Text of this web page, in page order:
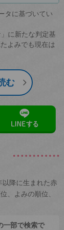
タに基づいてい
に新たな判定基
よみでも現在は
む
LINEする
降に生まれた赤
、よみの順位、
一部で検索で